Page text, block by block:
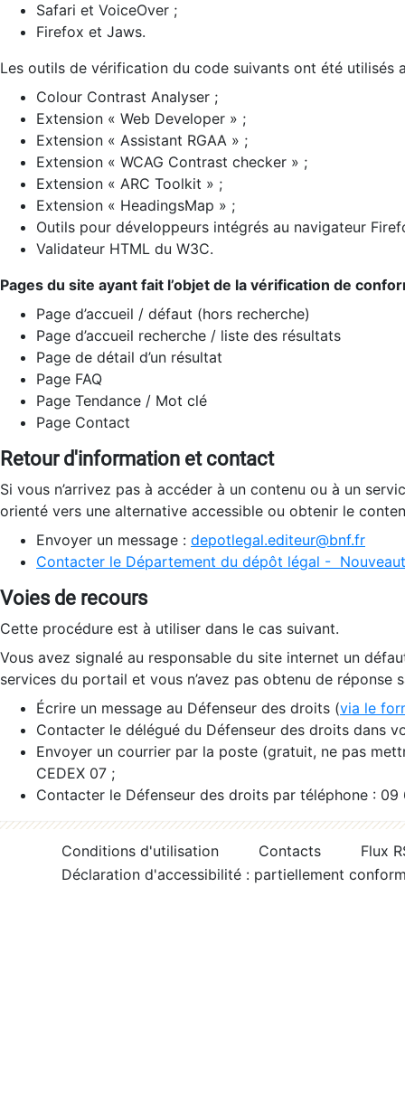
Safari et VoiceOver ;
Firefox et Jaws.
Les outils de vérification du code suivants ont été utilisés
Colour Contrast Analyser ;
Extension « Web Developer » ;
Extension « Assistant RGAA » ;
Extension « WCAG Contrast checker » ;
Extension « ARC Toolkit » ;
Extension « HeadingsMap » ;
Outils pour développeurs intégrés au navigateur
Validateur HTML du W3C.
Pages du site ayant fait l’objet de la vérification de
Page d’accueil / défaut (hors recherche)
Page d’accueil recherche / liste des résultats
Page de détail d’un résultat
Page FAQ
Page Tendance / Mot clé
Page Contact
Retour d'information et contact
Si vous n’arrivez pas à accéder à un contenu ou à un
orienté vers une alternative accessible ou obtenir le
Envoyer un message : depotlegal.editeur@bnf.fr
Contacter le Département du dépôt légal -
Voies de recours
Cette procédure est à utiliser dans le cas suivant.
Vous avez signalé au responsable du site internet un
services du portail et vous n’avez pas obtenu de réponse
Écrire un message au Défenseur des droits (via le
Contacter le délégué du Défenseur des droits dans
Envoyer un courrier par la poste (gratuit, ne pas
CEDEX 07 ;
Contacter le Défenseur des droits par téléphone :
Conditions d'utilisation Contacts
Flux
Déclaration d'accessibilité : partiellement